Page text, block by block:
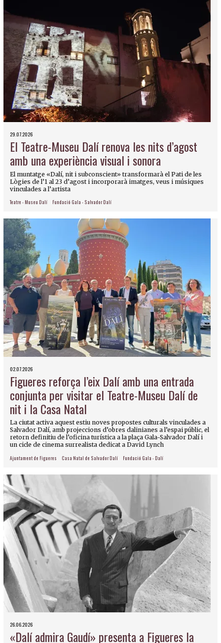
29.07.2026
El Teatre-Museu Dalí renova les nits d’agost
amb una experiència visual i sonora
El muntatge «Dalí, nit i subconscient» transformarà el Pati de les
Lògies de l’1 al 23 d’agost i incorporarà imatges, veus i músiques
vinculades a l’artista
Teatre - Museu Dalí Fundació Gala - Salvador Dalí
02.07.2026
Figueres reforça l’eix Dalí amb una entrada
conjunta per visitar el Teatre-Museu Dalí de
nit i la Casa Natal
La ciutat activa aquest estiu noves propostes culturals vinculades a
Salvador Dalí, amb projeccions d’obres dalinianes a l’espai públic, el
retorn definitiu de l’oficina turística a la plaça Gala-Salvador Dalí i
un cicle de cinema surrealista dedicat a David Lynch
Ajuntament de Figueres Casa Natal de Salvador Dalí Fundació Gala - Dalí
26.06.2026
«Dalí admira Gaudí» presenta a Figueres la